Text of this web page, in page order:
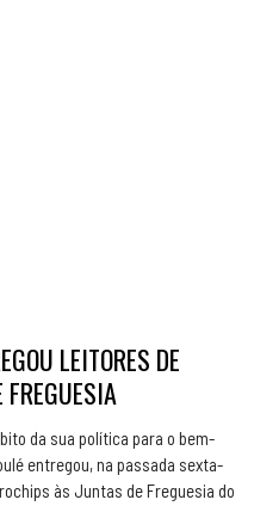
LEITORES DE
da sua política para o bem-
entregou, na passada sexta-
às Juntas de Freguesia do